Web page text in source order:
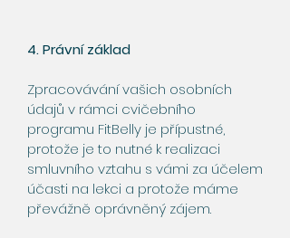
4. Právní základ
Zpracovávání vašich osobních
údajů v rámci cvičebního
programu FitBelly je přípustné,
protože je to nutné k realizaci
smluvního vztahu s vámi za účelem
účasti na lekci a protože máme
převážně oprávněný zájem.